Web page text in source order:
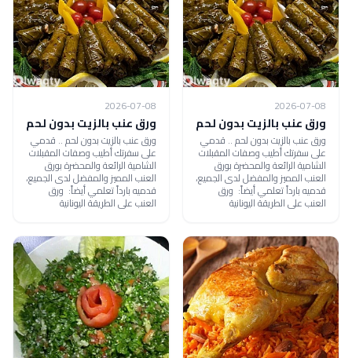
2026-07-08
ورق عنب بالزيت بدون لحم
ورق عنب بالزيت بدون لحم .. قدمي
على سفرتك أطيب وصفات المقبلات
الشامية الرائعة والمحضرة بورق
العنب المميز والمفضل لدى الجميع،
قدميه بارداً تعلمي أيضاً: ورق
العنب على الطريقة اليونانية
2026-07-08
ورق عنب بالزيت بدون لحم
ورق عنب بالزيت بدون لحم .. قدمي
على سفرتك أطيب وصفات المقبلات
الشامية الرائعة والمحضرة بورق
العنب المميز والمفضل لدى الجميع،
قدميه بارداً تعلمي أيضاً: ورق
العنب على الطريقة اليونانية